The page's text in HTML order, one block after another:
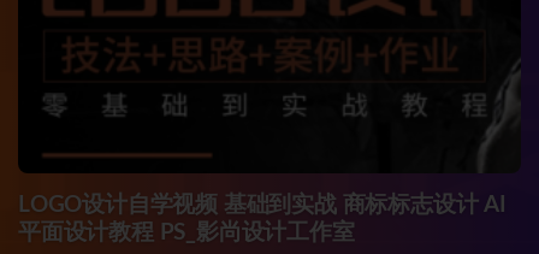
LOGO设计自学视频 基础到实战 商标标志设计 AI
平面设计教程 PS_影尚设计工作室